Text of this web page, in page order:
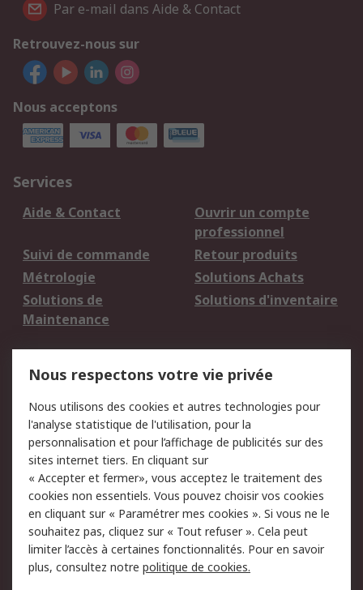
Par e-mail dans Aide & Contact
Retrouvez-nous sur
Nous acceptons
Services
Aide & Contact
Ouvrir un compte
professionnel
Suivi de commande
Retour produits
Métrologie
Solutions Achats
Solutions de
Maintenance
Solutions d'inventaire
du site
Politique de protection
des données - Mise à
jour
Sécurité des E-mails
Conditions générales
de vente
Politique anti-
corruption
Campagnes marketing
A propos de RS
Nous respectons votre vie privée
Nous utilisons des cookies et autres technologies pour
l'analyse statistique de l'utilisation, pour la
personnalisation et pour l’affichage de publicités sur des
sites internet tiers. En cliquant sur
« Accepter et fermer», vous acceptez le traitement des
cookies non essentiels. Vous pouvez choisir vos cookies
en cliquant sur « Paramétrer mes cookies ». Si vous ne le
souhaitez pas, cliquez sur « Tout refuser ». Cela peut
limiter l’accès à certaines fonctionnalités. Pour en savoir
plus, consultez notre politique de cookies.